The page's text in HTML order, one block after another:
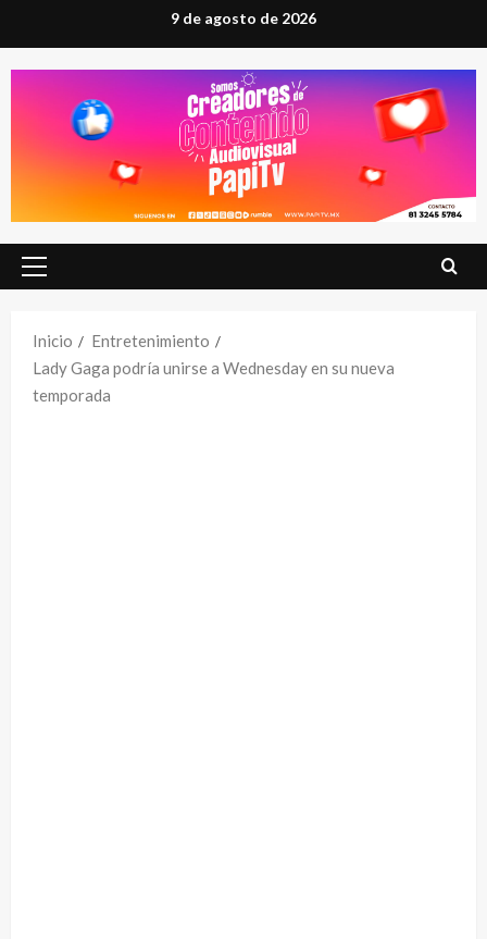
al
contenido
9 de agosto de 2026
Menú
Inicio
Entretenimiento
Lady Gaga podría unirse a Wednesday en su nueva
temporada